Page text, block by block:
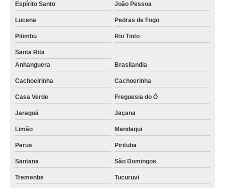
Espírito Santo João Pessoa
Lucena Pedras de Fogo
Pitimbu Rio Tinto
Santa Rita
Anhanguera
Brasilandia
Cachoeirinha Cachoerinha
Casa Verde Freguesia do Ó
Jaraguá Jaçana
Limão Mandaqui
Perus Pirituba
Santana São Domingos
Tremenbe Tucuruvi